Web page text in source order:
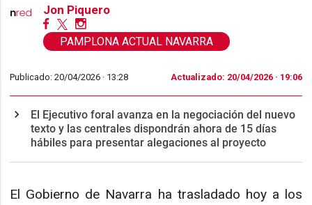
Jon Piquero
PAMPLONA ACTUAL NAVARRA
Publicado: 20/04/2026 · 13:28 Actualizado: 20/04/2026 · 19:06
El Ejecutivo foral avanza en la negociación del nuevo
texto y las centrales dispondrán ahora de 15 días
hábiles para presentar alegaciones al proyecto
El Gobierno de Navarra ha trasladado hoy a los